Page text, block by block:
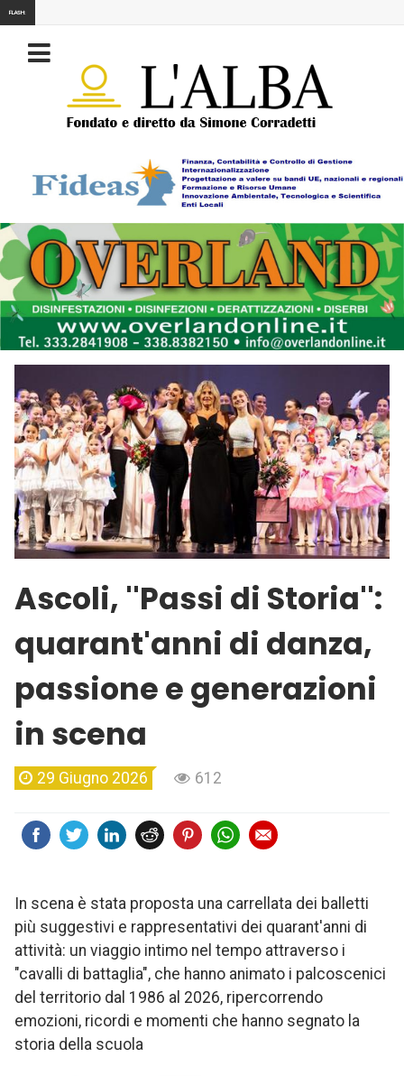
FLASH:
Ascoli, ''Passi di Storia'':
quarant'anni di danza,
passione e generazioni
in scena
29 Giugno 2026 612
In scena è stata proposta una carrellata dei balletti
più suggestivi e rappresentativi dei quarant'anni di
attività: un viaggio intimo nel tempo attraverso i
"cavalli di battaglia", che hanno animato i palcoscenici
del territorio dal 1986 al 2026, ripercorrendo
emozioni, ricordi e momenti che hanno segnato la
storia della scuola